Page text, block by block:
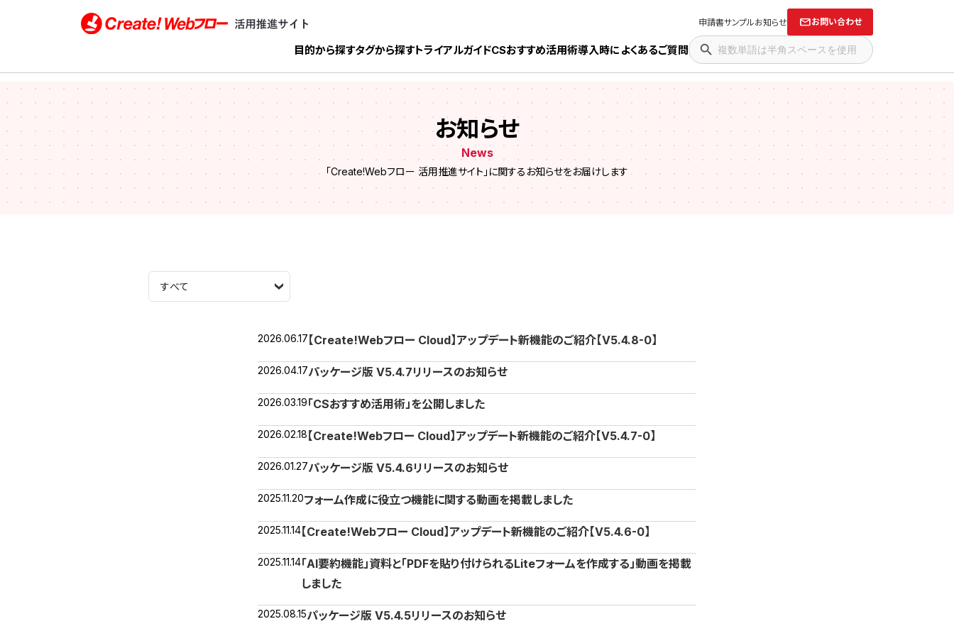
Create!Webフロー活用推進サイト インフォテック株式会社
申請書サンプルお知らせ お問い合わせ
目的から探すタグから探すトライアルガイドCSおすすめ活用術導入時によくあるご質問
お知らせ
News
「Create!Webフロー 活用推進サイト」に関するお知らせをお届けします
2026.06.17 【Create!Webフロー Cloud】アップデート新機能のご紹介【V5.4.8-0】
2026.04.17パッケージ版 V5.4.7リリースのお知らせ
2026.03.19「CSおすすめ活用術」を公開しました
2026.02.18 【Create!Webフロー Cloud】アップデート新機能のご紹介【V5.4.7-0】
2026.01.27パッケージ版 V5.4.6リリースのお知らせ
2025.11.20フォーム作成に役立つ機能に関する動画を掲載しました
2025.11.14 【Create!Webフロー Cloud】アップデート新機能のご紹介【V5.4.6-0】
2025.11.14「AI要約機能」資料と「PDFを貼り付けられるLiteフォームを作成する」動画を掲載
しました
2025.08.15パッケージ版 V5.4.5リリースのお知らせ